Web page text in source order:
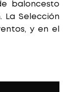
baloncesto
La Selección
y en el